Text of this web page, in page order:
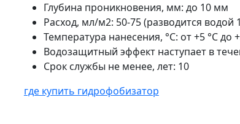
Глубина проникновения, мм: до 10 мм
Расход, мл/м2: 50-75 (разводится водой
Температура нанесения, °С: от +5 °С до
Водозащитный эффект наступает в
Срок службы не менее, лет: 10
где купить гидрофобизатор